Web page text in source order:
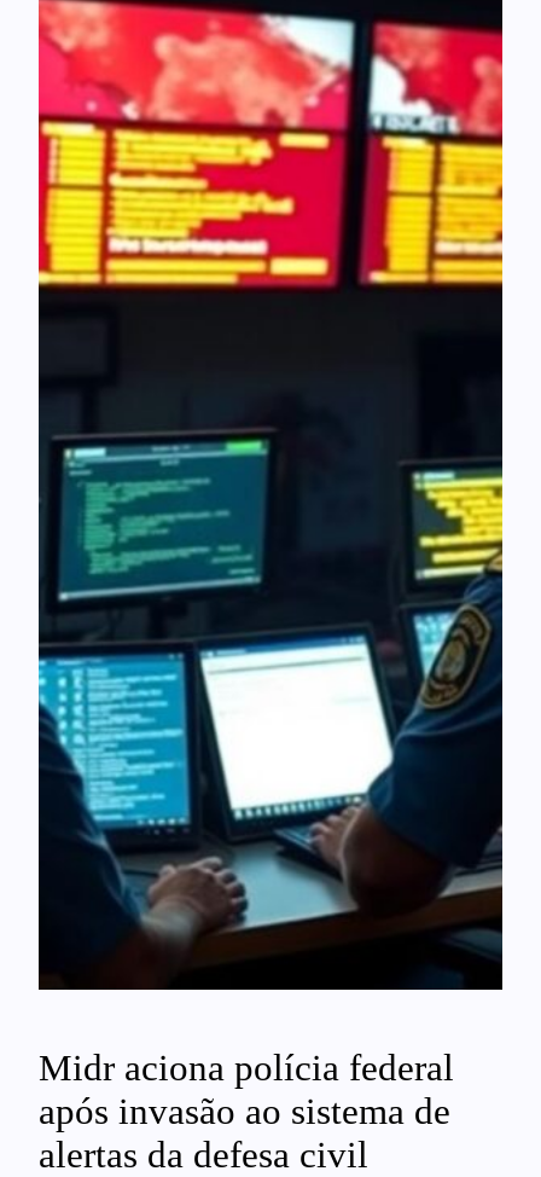
Midr aciona polícia federal
após invasão ao sistema de
alertas da defesa civil